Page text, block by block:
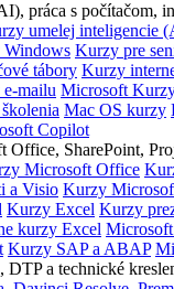
práca s počítačom,
umelej inteligencie
Kurzy pre
tábory Kurzy
mailu Microsoft
Mac OS kurzy
Copilot
Office, SharePoint,
Microsoft Office
a Visio Kurzy
Kurzy Excel Kurzy
kurzy Excel
Kurzy SAP a ABAP
DTP a technické